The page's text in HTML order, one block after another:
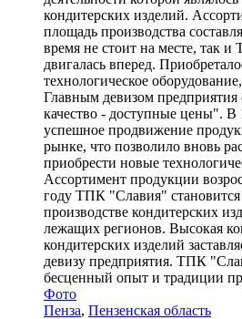
кондитерских изделий.
площадь производства
время не стоит на месте, так
двигалась вперед.
технологическое
Главным девизом предприятия
качество - доступные цены". В
успешное продвижение
рынке, что позволило вновь
приобрести новые
Ассортимент продукции
году ТПК "Славия"
производстве кондитерских
лежащих регионов. Высокая
кондитерских изделий
девизу предприятия. ТПК
бесценный опыт и традиции
Фото
Пенза, Пензенская область